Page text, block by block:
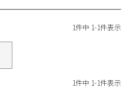
1件中 1-1件表示
1件中 1-1件表示